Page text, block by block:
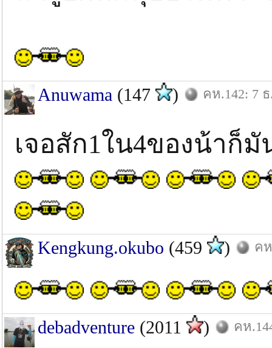
Anuwama (147 ) คห.142: 7
เจอสัก1ใน4ของน้าก็
Kengkung.okubo (459 ) ค
debadventure (2011 ) คห